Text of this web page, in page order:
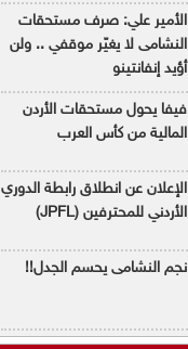
الأمير علي: صرف مستحقات
النشامى لا يغيّر موقفي .. ولن
أؤيد إنفانتينو
فيفا يحول مستحقات الأردن
المالية من كأس العرب
الإعلان عن انطلاق رابطة الدوري
الأردني للمحترفين (JPFL)
نجم النشامى يحسم الجدل!!